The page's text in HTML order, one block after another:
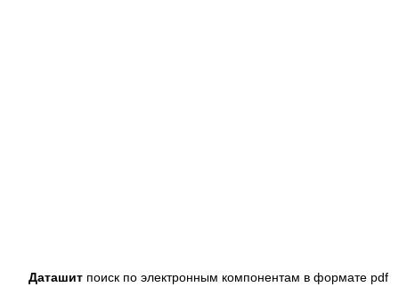
Даташит поиск по электронным компонентам в формате pdf